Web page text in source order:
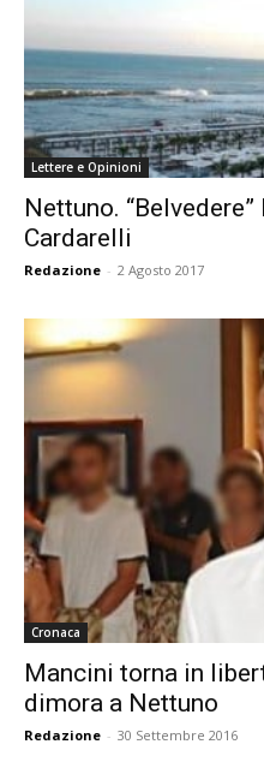
Lettere e Opinioni
Nettuno.
Cardarelli
Redazione - 2 Agosto 2017
Cronaca
Mancini torna in
dimora a Nettuno
Redazione - 30 Settembre 2016